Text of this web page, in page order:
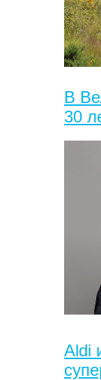
В
30
Aldi